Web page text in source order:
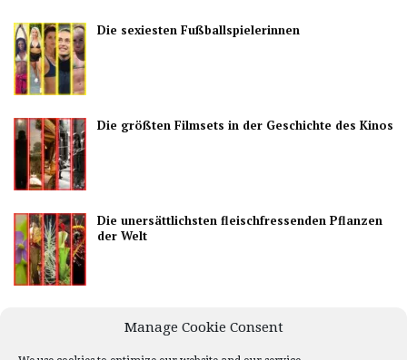
Manage Cookie Consent
Die sexiesten Fußballspielerinnen
Die größten Filmsets in der Geschichte des Kinos
Die unersättlichsten fleischfressenden Pflanzen
der Welt
genießen